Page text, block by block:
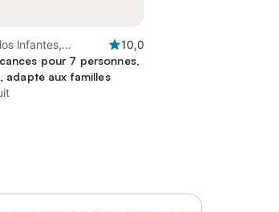
Infantes,
10,0
pour 7 personnes,
adapté aux familles